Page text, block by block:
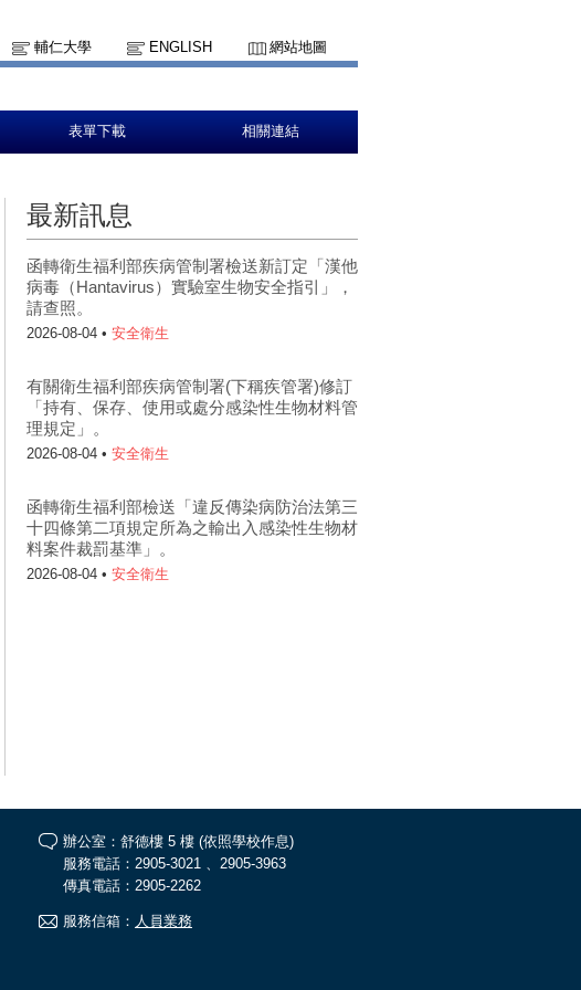
輔仁大學 ENGLISH 網站地圖
表單下載 相關連結
最新訊息
函轉衛生福利部疾病管制署檢送新訂定「漢他
病毒（Hantavirus）實驗室生物安全指引」，
請查照。
2026-08-04 • 安全衛生
有關衛生福利部疾病管制署(下稱疾管署)修訂
「持有、保存、使用或處分感染性生物材料管
理規定」。
2026-08-04 • 安全衛生
函轉衛生福利部檢送「違反傳染病防治法第三
十四條第二項規定所為之輸出入感染性生物材
料案件裁罰基準」。
2026-08-04 • 安全衛生
辦公室：舒德樓 5 樓 (依照學校作息)
服務電話：2905-3021 、2905-3963
傳真電話：2905-2262
服務信箱： 人員業務